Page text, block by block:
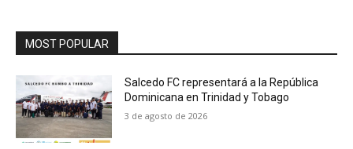
MOST POPULAR
Salcedo FC representará a la República
Dominicana en Trinidad y Tobago
3 de agosto de 2026